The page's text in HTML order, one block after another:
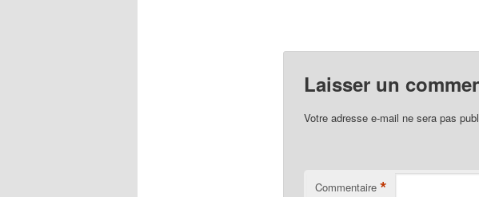
Laisser un
Votre adresse e-mail ne sera pas
Commentaire *